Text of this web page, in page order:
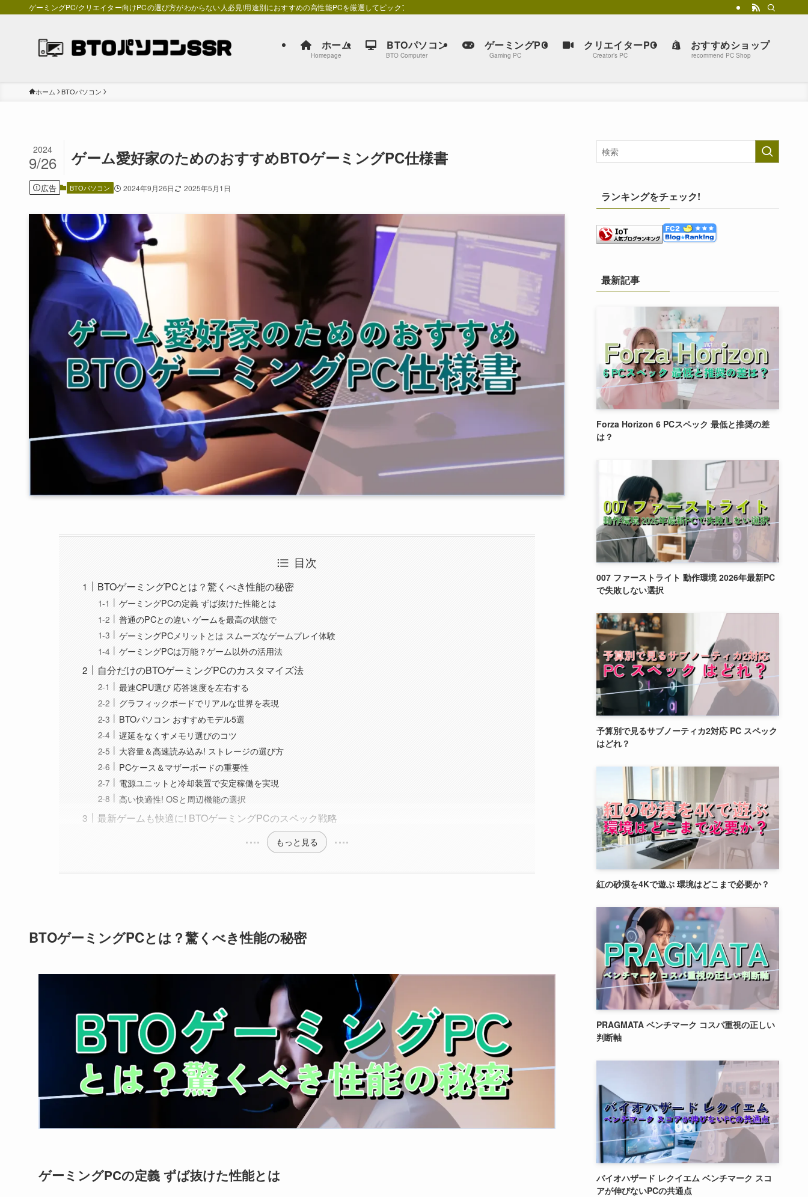
ゲーミングPC/クリエイター向けPCの選び方がわからない人必見!用途別におすすめの高性能PCを厳選してピックアップしています。
ホーム
Homepage
BTOパソコン
BTO Computer
ゲーミングPC
Gaming PC
クリエイターPC
Creator’s PC
おすすめショップ
recommend PC Shop
ホーム BTOパソコン
ゲーム愛好家のためのおすすめBTOゲーミングPC仕様書
2024
9/26
広告 BTOパソコン 2024年9月26日 2025年5月1日
目次
BTOゲーミングPCとは？驚くべき性能の秘密
ゲーミングPCの定義 ずば抜けた性能とは
普通のPCとの違い ゲームを最高の状態で
ゲーミングPCメリットとは スムーズなゲームプレイ体験
ゲーミングPCは万能？ゲーム以外の活用法
自分だけのBTOゲーミングPCのカスタマイズ法
最速CPU選び 応答速度を左右する
グラフィックボードでリアルな世界を表現
BTOパソコン おすすめモデル5選
遅延をなくすメモリ選びのコツ
大容量＆高速読み込み! ストレージの選び方
PCケース＆マザーボードの重要性
電源ユニットと冷却装置で安定稼働を実現
高い快適性! OSと周辺機能の選択
最新ゲームも快適に! BTOゲーミングPCのスペック戦略
もっと見る
BTOゲーミングPCとは？驚くべき性能の秘密
ゲーミングPCの定義 ずば抜けた性能とは
ランキングをチェック!
最新記事
Forza Horizon 6 PCスペック 最低と推奨の差
は？
007 ファーストライト 動作環境 2026年最新PC
で失敗しない選択
予算別で見るサブノーティカ2対応 PC スペック
はどれ？
紅の砂漠を4Kで遊ぶ 環境はどこまで必要か？
PRAGMATA ベンチマーク コスパ重視の正しい
判断軸
バイオハザード レクイエム ベンチマーク スコ
アが伸びないPCの共通点